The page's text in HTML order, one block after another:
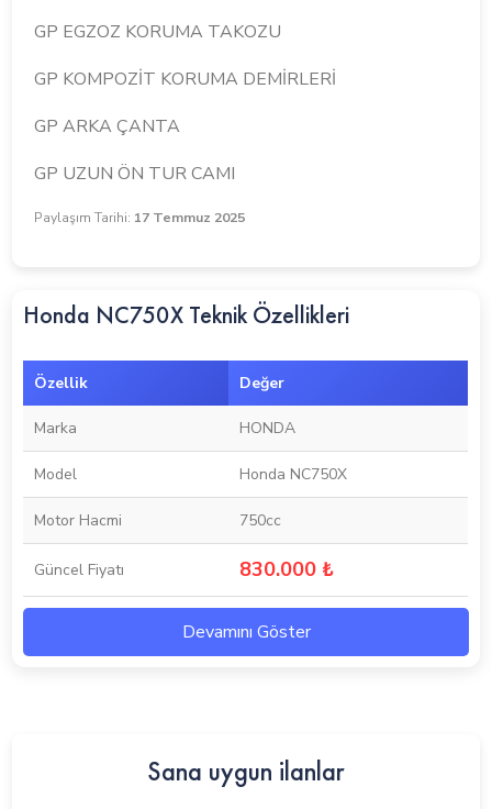
GP EGZOZ KORUMA TAKOZU
GP KOMPOZİT KORUMA DEMİRLERİ
GP ARKA ÇANTA
GP UZUN ÖN TUR CAMI
Paylaşım Tarihi: 17 Temmuz 2025
Honda NC750X Teknik Özellikleri
Özellik Değer
Marka HONDA
Model Honda NC750X
Motor Hacmi 750cc
Güncel Fiyatı 830.000 ₺
Devamını Göster
Sana uygun ilanlar